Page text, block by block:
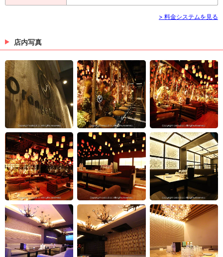
> 料金システムを見る
店内写真